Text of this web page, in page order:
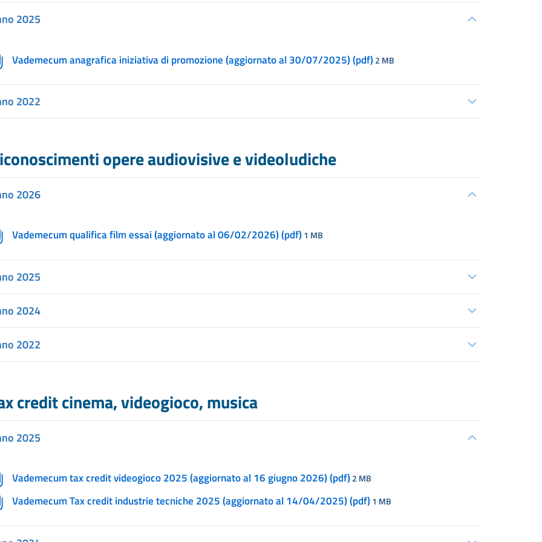
2025
Vademecum anagrafica iniziativa di promozione (aggiornato al 30/07/2025) (pdf)2 MB
2022
opere audiovisive e videoludiche
2026
Vademecum qualifica film essai (aggiornato al 06/02/2026) (pdf)1 MB
2025
2024
2022
credit cinema, videogioco, musica
2025
Vademecum tax credit videogioco 2025 (aggiornato al 16 giugno 2026) (pdf)2 MB
Vademecum Tax credit industrie tecniche 2025 (aggiornato al 14/04/2025) (pdf)1 MB